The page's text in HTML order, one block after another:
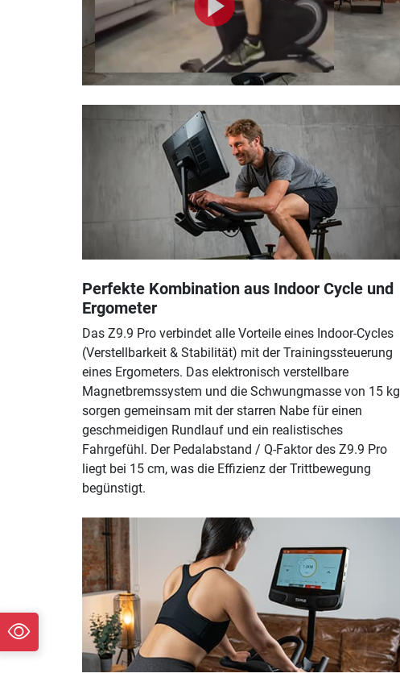
Perfekte Kombination aus Indoor Cycle und
Ergometer
Das Z9.9 Pro verbindet alle Vorteile eines Indoor-Cycles
(Verstellbarkeit & Stabilität) mit der Trainingssteuerung
eines Ergometers. Das elektronisch verstellbare
Magnetbremssystem und die Schwungmasse von 15 kg
sorgen gemeinsam mit der starren Nabe für einen
geschmeidigen Rundlauf und ein realistisches
Fahrgefühl. Der Pedalabstand / Q-Faktor des Z9.9 Pro
liegt bei 15 cm, was die Effizienz der Trittbewegung
begünstigt.